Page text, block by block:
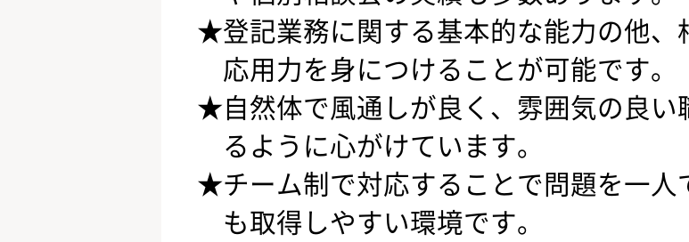
登記業務に関する基本的な能力の他、
応用力を身につけることが可能です。
自然体で風通しが良く、雰囲気の良
るように心がけています。
チーム制で対応することで問題を一
も取得しやすい環境です。